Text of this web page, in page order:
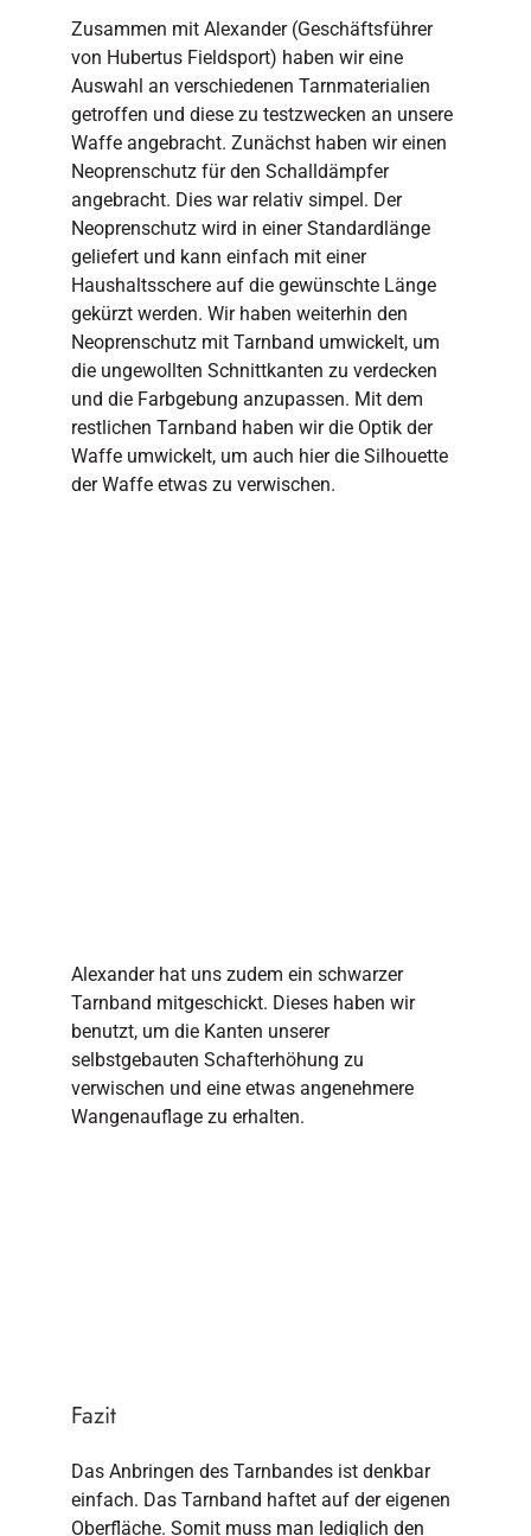
Zusammen mit Alexander (Geschäftsführer
von Hubertus Fieldsport) haben wir eine
Auswahl an verschiedenen Tarnmaterialien
getroffen und diese zu testzwecken an unsere
Waffe angebracht. Zunächst haben wir einen
Neoprenschutz für den Schalldämpfer
angebracht. Dies war relativ simpel. Der
Neoprenschutz wird in einer Standardlänge
geliefert und kann einfach mit einer
Haushaltsschere auf die gewünschte Länge
gekürzt werden. Wir haben weiterhin den
Neoprenschutz mit Tarnband umwickelt, um
die ungewollten Schnittkanten zu verdecken
und die Farbgebung anzupassen. Mit dem
restlichen Tarnband haben wir die Optik der
Waffe umwickelt, um auch hier die Silhouette
der Waffe etwas zu verwischen.
Alexander hat uns zudem ein schwarzer
Tarnband mitgeschickt. Dieses haben wir
benutzt, um die Kanten unserer
selbstgebauten Schafterhöhung zu
verwischen und eine etwas angenehmere
Wangenauflage zu erhalten.
Fazit
Das Anbringen des Tarnbandes ist denkbar
einfach. Das Tarnband haftet auf der eigenen
Oberfläche. Somit muss man lediglich den